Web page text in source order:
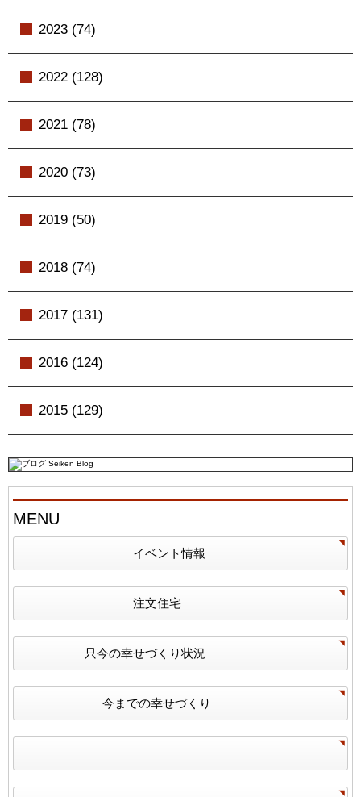
2023 (74)
2022 (128)
2021 (78)
2020 (73)
2019 (50)
2018 (74)
2017 (131)
2016 (124)
2015 (129)
MENU
イベント情報
注文住宅
只今の幸せづくり状況
今までの幸せづくり